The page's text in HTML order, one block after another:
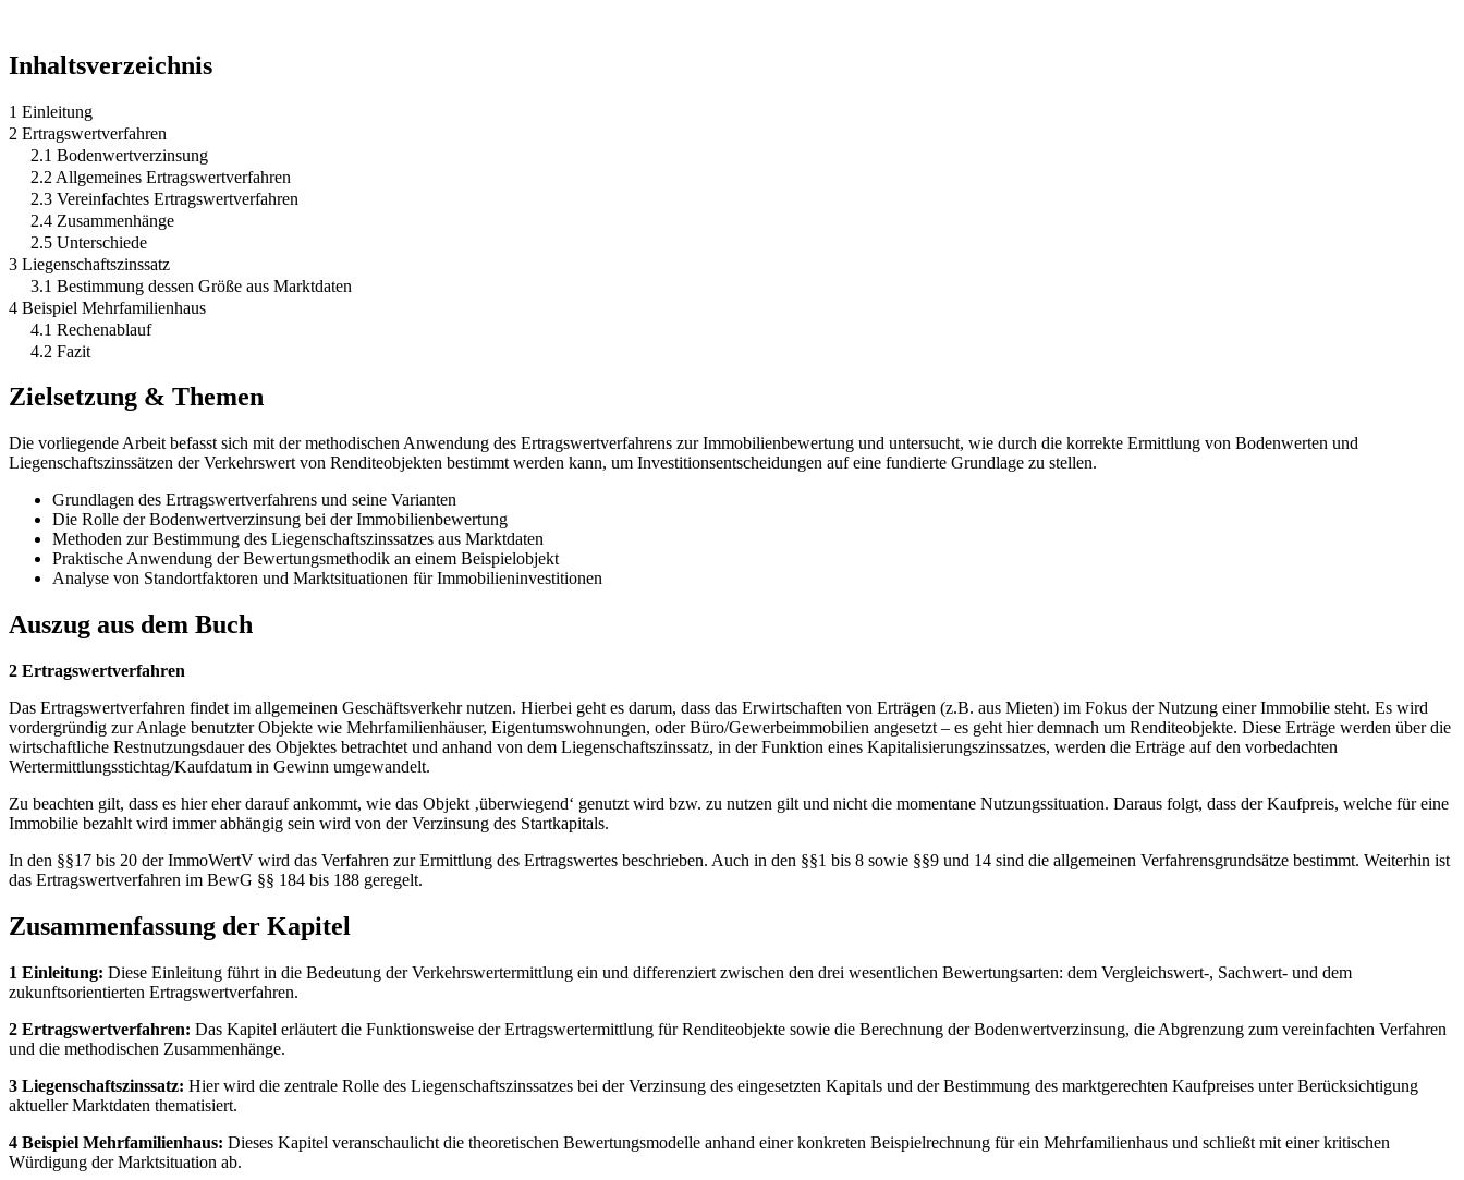
Inhaltsverzeichnis
1 Einleitung
2 Ertragswertverfahren
2.1 Bodenwertverzinsung
2.2 Allgemeines Ertragswertverfahren
2.3 Vereinfachtes Ertragswertverfahren
2.4 Zusammenhänge
2.5 Unterschiede
3 Liegenschaftszinssatz
3.1 Bestimmung dessen Größe aus Marktdaten
4 Beispiel Mehrfamilienhaus
4.1 Rechenablauf
4.2 Fazit
Zielsetzung & Themen
Die vorliegende Arbeit befasst sich mit der methodischen Anwendung des Ertragswertverfahrens zur Immobilienbewertung und untersucht, wie durch die korrekte Ermittlung von Bodenwerten und
Liegenschaftszinssätzen der Verkehrswert von Renditeobjekten bestimmt werden kann, um Investitionsentscheidungen auf eine fundierte Grundlage zu stellen.
Grundlagen des Ertragswertverfahrens und seine Varianten
Die Rolle der Bodenwertverzinsung bei der Immobilienbewertung
Methoden zur Bestimmung des Liegenschaftszinssatzes aus Marktdaten
Praktische Anwendung der Bewertungsmethodik an einem Beispielobjekt
Analyse von Standortfaktoren und Marktsituationen für Immobilieninvestitionen
Auszug aus dem Buch
2 Ertragswertverfahren
Das Ertragswertverfahren findet im allgemeinen Geschäftsverkehr nutzen. Hierbei geht es darum, dass das Erwirtschaften von Erträgen (z.B. aus Mieten) im Fokus der Nutzung einer Immobilie steht. Es wird
vordergründig zur Anlage benutzter Objekte wie Mehrfamilienhäuser, Eigentumswohnungen, oder Büro/Gewerbeimmobilien angesetzt – es geht hier demnach um Renditeobjekte. Diese Erträge werden über die
wirtschaftliche Restnutzungsdauer des Objektes betrachtet und anhand von dem Liegenschaftszinssatz, in der Funktion eines Kapitalisierungszinssatzes, werden die Erträge auf den vorbedachten
Wertermittlungsstichtag/Kaufdatum in Gewinn umgewandelt.
Zu beachten gilt, dass es hier eher darauf ankommt, wie das Objekt ‚überwiegend‘ genutzt wird bzw. zu nutzen gilt und nicht die momentane Nutzungssituation. Daraus folgt, dass der Kaufpreis, welche für eine
Immobilie bezahlt wird immer abhängig sein wird von der Verzinsung des Startkapitals.
In den §§17 bis 20 der ImmoWertV wird das Verfahren zur Ermittlung des Ertragswertes beschrieben. Auch in den §§1 bis 8 sowie §§9 und 14 sind die allgemeinen Verfahrensgrundsätze bestimmt. Weiterhin ist
das Ertragswertverfahren im BewG §§ 184 bis 188 geregelt.
Zusammenfassung der Kapitel
1 Einleitung: Diese Einleitung führt in die Bedeutung der Verkehrswertermittlung ein und differenziert zwischen den drei wesentlichen Bewertungsarten: dem Vergleichswert-, Sachwert- und dem
zukunftsorientierten Ertragswertverfahren.
2 Ertragswertverfahren: Das Kapitel erläutert die Funktionsweise der Ertragswertermittlung für Renditeobjekte sowie die Berechnung der Bodenwertverzinsung, die Abgrenzung zum vereinfachten Verfahren
und die methodischen Zusammenhänge.
3 Liegenschaftszinssatz: Hier wird die zentrale Rolle des Liegenschaftszinssatzes bei der Verzinsung des eingesetzten Kapitals und der Bestimmung des marktgerechten Kaufpreises unter Berücksichtigung
aktueller Marktdaten thematisiert.
4 Beispiel Mehrfamilienhaus: Dieses Kapitel veranschaulicht die theoretischen Bewertungsmodelle anhand einer konkreten Beispielrechnung für ein Mehrfamilienhaus und schließt mit einer kritischen
Würdigung der Marktsituation ab.